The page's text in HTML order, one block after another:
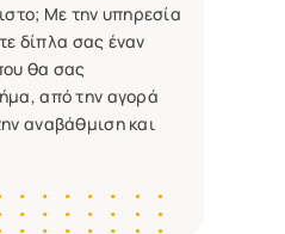
Με την υπηρεσία
δίπλα σας έναν
θα σας
από την αγορά
αναβάθμιση και